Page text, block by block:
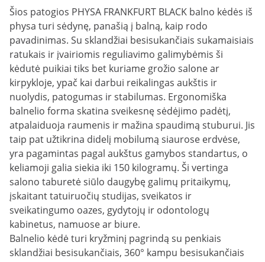
Šios patogios PHYSA FRANKFURT BLACK balno kėdės iš
physa turi sėdynę, panašią į balną, kaip rodo
pavadinimas. Su sklandžiai besisukančiais sukamaisiais
ratukais ir įvairiomis reguliavimo galimybėmis ši
kėdutė puikiai tiks bet kuriame grožio salone ar
kirpykloje, ypač kai darbui reikalingas aukštis ir
nuolydis, patogumas ir stabilumas. Ergonomiška
balnelio forma skatina sveikesnę sėdėjimo padėtį,
atpalaiduoja raumenis ir mažina spaudimą stuburui. Jis
taip pat užtikrina didelį mobilumą siaurose erdvėse,
yra pagamintas pagal aukštus gamybos standartus, o
keliamoji galia siekia iki 150 kilogramų. Ši vertinga
salono taburetė siūlo daugybę galimų pritaikymų,
įskaitant tatuiruočių studijas, sveikatos ir
sveikatingumo oazes, gydytojų ir odontologų
kabinetus, namuose ar biure.
Balnelio kėdė turi kryžminį pagrindą su penkiais
sklandžiai besisukančiais, 360° kampu besisukančiais